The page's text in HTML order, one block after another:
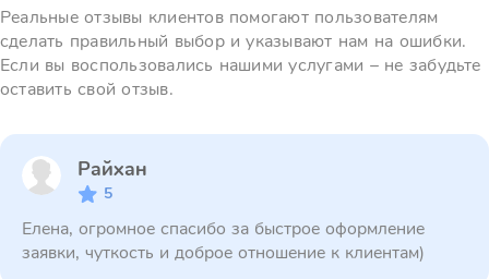
Реальные отзывы клиентов помогают пользователям
сделать правильный выбор и указывают нам на ошибки.
Если вы воспользовались нашими услугами – не забудьте
оставить свой отзыв.
Райхан
5
Елена, огромное спасибо за быстрое оформление
заявки, чуткость и доброе отношение к клиентам)